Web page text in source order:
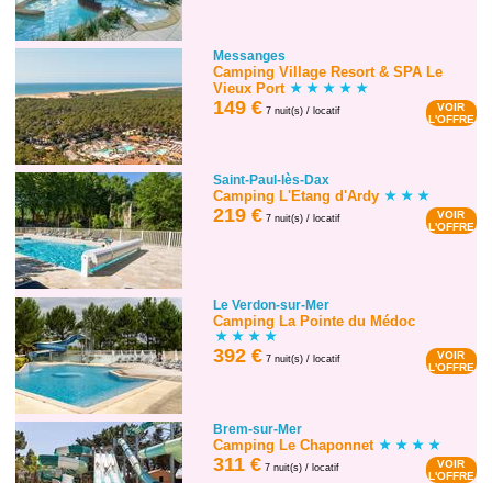
Messanges
Camping Village Resort & SPA Le
Vieux Port
149 € 7 nuit(s) / locatif
VOIR
L'OFFRE
Saint-Paul-lès-Dax
Camping L'Etang d'Ardy
219 € 7 nuit(s) / locatif
VOIR
L'OFFRE
Le Verdon-sur-Mer
Camping La Pointe du Médoc
392 € 7 nuit(s) / locatif
VOIR
L'OFFRE
Brem-sur-Mer
Camping Le Chaponnet
311 € 7 nuit(s) / locatif
VOIR
L'OFFRE